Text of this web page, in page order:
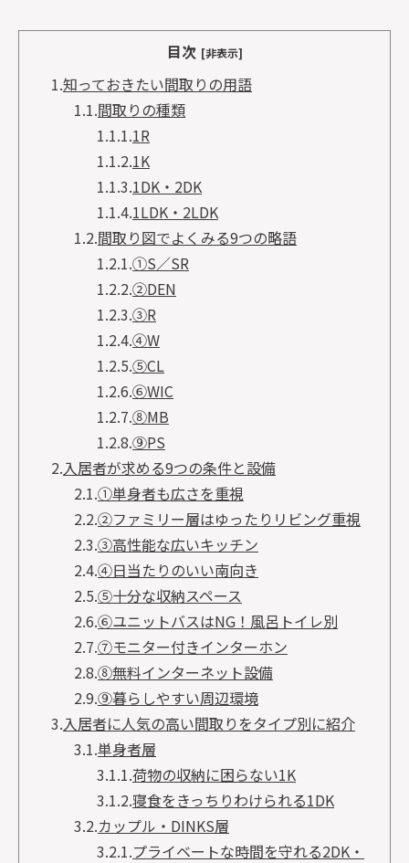
目次 [非表示]
1.知っておきたい間取りの用語
1.1.間取りの種類
1.1.1.1R
1.1.2.1K
1.1.3.1DK・2DK
1.1.4.1LDK・2LDK
1.2.間取り図でよくみる9つの略語
1.2.1.①S／SR
1.2.2.②DEN
1.2.3.③R
1.2.4.④W
1.2.5.⑤CL
1.2.6.⑥WIC
1.2.7.⑧MB
1.2.8.⑨PS
2.入居者が求める9つの条件と設備
2.1.①単身者も広さを重視
2.2.②ファミリー層はゆったりリビング重視
2.3.③高性能な広いキッチン
2.4.④日当たりのいい南向き
2.5.⑤十分な収納スペース
2.6.⑥ユニットバスはNG！風呂トイレ別
2.7.⑦モニター付きインターホン
2.8.⑧無料インターネット設備
2.9.⑨暮らしやすい周辺環境
3.入居者に人気の高い間取りをタイプ別に紹介
3.1.単身者層
3.1.1.荷物の収納に困らない1K
3.1.2.寝食をきっちりわけられる1DK
3.2.カップル・DINKS層
3.2.1.プライベートな時間を守れる2DK・